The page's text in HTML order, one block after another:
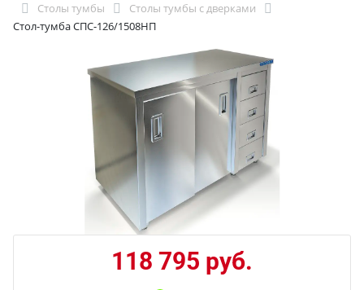
Столы тумбы
Столы тумбы с дверками
Стол-тумба СПС-126/1508НП
118 795 руб.